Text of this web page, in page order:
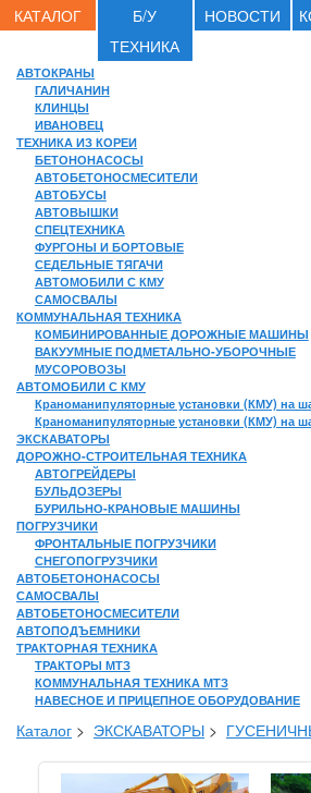
КАТАЛОГ
Б/У
ТЕХНИКА
НОВОСТИ
АВТОКРАНЫ
ГАЛИЧАНИН
КЛИНЦЫ
ИВАНОВЕЦ
ТЕХНИКА ИЗ КОРЕИ
БЕТОНОНАСОСЫ
АВТОБЕТОНОСМЕСИТЕЛИ
АВТОБУСЫ
АВТОВЫШКИ
СПЕЦТЕХНИКА
ФУРГОНЫ И БОРТОВЫЕ
СЕДЕЛЬНЫЕ ТЯГАЧИ
АВТОМОБИЛИ С КМУ
САМОСВАЛЫ
КОММУНАЛЬНАЯ ТЕХНИКА
КОМБИНИРОВАННЫЕ ДОРОЖНЫЕ МАШИНЫ
ВАКУУМНЫЕ ПОДМЕТАЛЬНО-УБОРОЧНЫЕ
МУСОРОВОЗЫ
АВТОМОБИЛИ С КМУ
Краноманипуляторные установки (КМУ) на
Краноманипуляторные установки (КМУ) на
ЭКСКАВАТОРЫ
ДОРОЖНО-СТРОИТЕЛЬНАЯ ТЕХНИКА
АВТОГРЕЙДЕРЫ
БУЛЬДОЗЕРЫ
БУРИЛЬНО-КРАНОВЫЕ МАШИНЫ
ПОГРУЗЧИКИ
ФРОНТАЛЬНЫЕ ПОГРУЗЧИКИ
СНЕГОПОГРУЗЧИКИ
АВТОБЕТОНОНАСОСЫ
САМОСВАЛЫ
АВТОБЕТОНОСМЕСИТЕЛИ
АВТОПОДЪЕМНИКИ
ТРАКТОРНАЯ ТЕХНИКА
ТРАКТОРЫ МТЗ
КОММУНАЛЬНАЯ ТЕХНИКА МТЗ
НАВЕСНОЕ И ПРИЦЕПНОЕ ОБОРУДОВАНИЕ
Каталог > ЭКСКАВАТОРЫ >